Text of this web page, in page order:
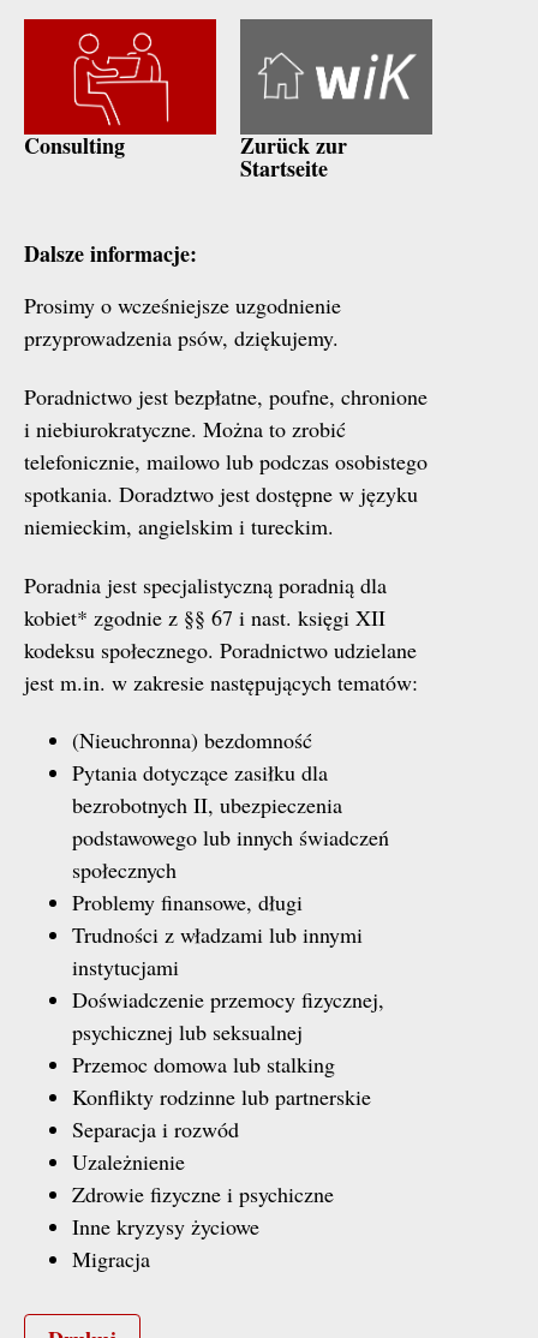
Consulting Zurück zur
Startseite
Dalsze informacje:
Prosimy o wcześniejsze uzgodnienie
przyprowadzenia psów, dziękujemy.
Poradnictwo jest bezpłatne, poufne, chronione
i niebiurokratyczne. Można to zrobić
telefonicznie, mailowo lub podczas osobistego
spotkania. Doradztwo jest dostępne w języku
niemieckim, angielskim i tureckim.
Poradnia jest specjalistyczną poradnią dla
kobiet* zgodnie z §§ 67 i nast. księgi XII
kodeksu społecznego. Poradnictwo udzielane
jest m.in. w zakresie następujących tematów:
(Nieuchronna) bezdomność
Pytania dotyczące zasiłku dla
bezrobotnych II, ubezpieczenia
podstawowego lub innych świadczeń
społecznych
Problemy finansowe, długi
Trudności z władzami lub innymi
instytucjami
Doświadczenie przemocy fizycznej,
psychicznej lub seksualnej
Przemoc domowa lub stalking
Konflikty rodzinne lub partnerskie
Separacja i rozwód
Uzależnienie
Zdrowie fizyczne i psychiczne
Inne kryzysy życiowe
Migracja